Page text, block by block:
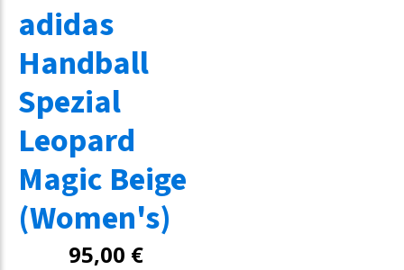
adidas
Handball
Spezial
Leopard
Magic Beige
(Women's)
95,00 €